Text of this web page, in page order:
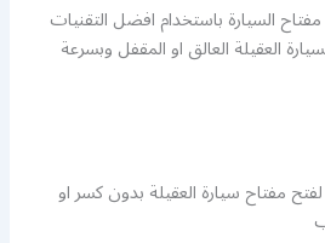
السيارة باستخدام افضل التقنيات
العقيلة العالق او المقفل وبسرعة
مفتاح سيارة العقيلة بدون كسر او